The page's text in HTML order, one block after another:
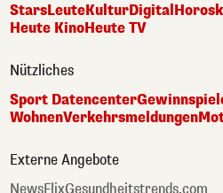
StarsLeuteKulturDigital
Heute KinoHeute TV
Nützliches
Sport Datencenter
WohnenVerkehrsmeldungen
Externe Angebote
NewsFlixGesundheitstrends.com